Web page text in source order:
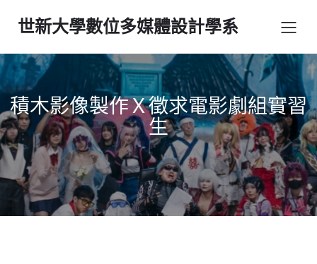
世新大學數位多媒體設計學系
積木影像製作Ｘ徵求電影劇組實習
生